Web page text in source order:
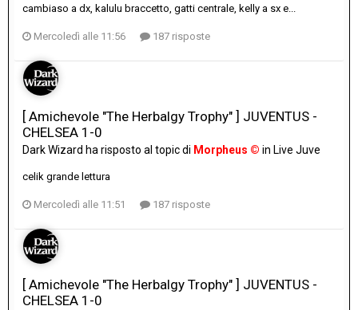
cambiaso a dx, kalulu braccetto, gatti centrale, kelly a sx e...
Mercoledì alle 11:56 187 risposte
[ Amichevole "The Herbalgy Trophy" ] JUVENTUS -
CHELSEA 1-0
Dark Wizard ha risposto al topic di Morpheus © in Live Juve
celik grande lettura
Mercoledì alle 11:51 187 risposte
[ Amichevole "The Herbalgy Trophy" ] JUVENTUS -
CHELSEA 1-0